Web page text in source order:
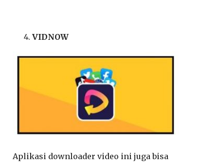
VIDNOW
Aplikasi downloader video ini juga bisa